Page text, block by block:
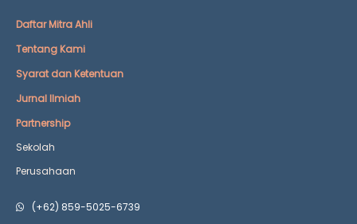
Daftar Mitra Ahli
Tentang Kami
Syarat dan Ketentuan
Jurnal Ilmiah
Partnership
Sekolah
Perusahaan
(+62) 859-5025-6739